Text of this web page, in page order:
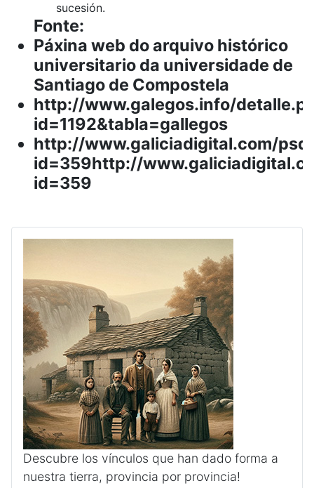
sucesión.
Fonte:
Páxina web do arquivo histórico
universitario da universidade de
Santiago de Compostela
http://www.galegos.info/
id=1192&tabla=gallegos
http://www.galiciadigital.com/
id=359http://
id=359
Descubre los vínculos que han dado forma a
nuestra tierra, provincia por provincia!